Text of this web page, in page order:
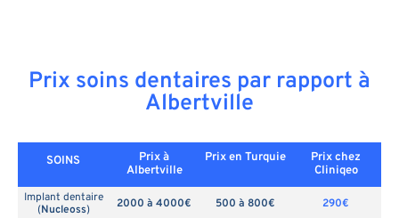
Prix soins dentaires par rapport à
Albertville
SOINS
Prix à
Albertville
Prix en Turquie
Prix chez
Cliniqeo
Implant dentaire
(Nucleoss) 2000 à 4000€ 500 à 800€
290€